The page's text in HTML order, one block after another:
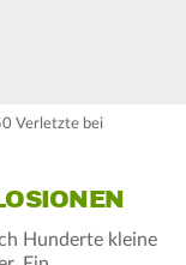
Verletzte bei
Hunderte kleine